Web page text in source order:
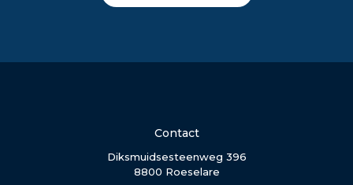
Contact
Diksmuidsesteenweg 396
8800 Roeselare